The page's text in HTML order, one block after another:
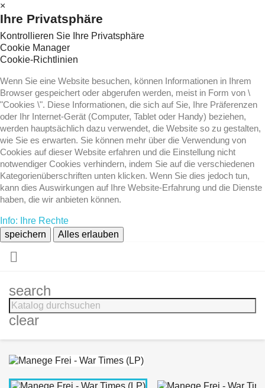
×
Ihre Privatsphäre
Kontrollieren Sie Ihre Privatsphäre
Cookie Manager
Cookie-Richtlinien
Wenn Sie eine Website besuchen, können Informationen in Ihrem
Browser gespeichert oder abgerufen werden, meist in Form von \
"Cookies \". Diese Informationen, die sich auf Sie, Ihre Präferenzen
oder Ihr Internet-Gerät (Computer, Tablet oder Handy) beziehen,
werden hauptsächlich dazu verwendet, die Website so zu gestalten,
wie Sie es erwarten. Sie können mehr über die Verwendung von
Cookies auf dieser Website erfahren und die Einstellung nicht
notwendiger Cookies verhindern, indem Sie auf die verschiedenen
Kategorienüberschriften unten klicken. Wenn Sie dies jedoch tun,
kann dies Auswirkungen auf Ihre Website-Erfahrung und die Dienste
haben, die wir anbieten können.
Info: Ihre Rechte
speichern
Alles erlauben

search
clear